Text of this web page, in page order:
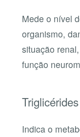
Mede o nível
organismo,
situação
função
Triglicérides
Indica o